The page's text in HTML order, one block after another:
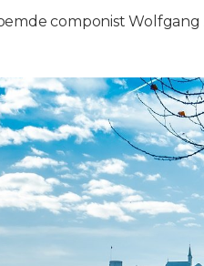
componist